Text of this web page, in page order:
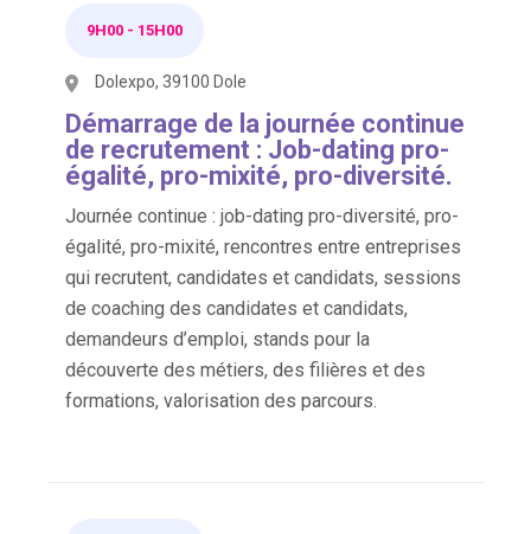
9H00 - 15H00
Dolexpo, 39100 Dole
Démarrage de la journée continue
de recrutement : Job-dating pro-
égalité, pro-mixité, pro-diversité.
Journée continue : job-dating pro-diversité, pro-
égalité, pro-mixité, rencontres entre entreprises
qui recrutent, candidates et candidats, sessions
de coaching des candidates et candidats,
demandeurs d’emploi, stands pour la
découverte des métiers, des filières et des
formations, valorisation des parcours.